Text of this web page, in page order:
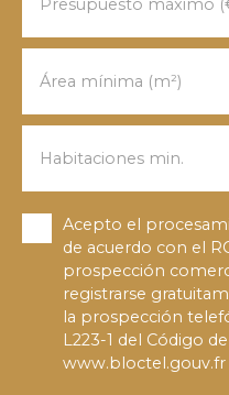
Presupuesto máximo
Área mínima (m²)
Habitaciones min.
Acepto el
de acuerdo con el
prospección
registrarse
la prospección
L223-1 del Código